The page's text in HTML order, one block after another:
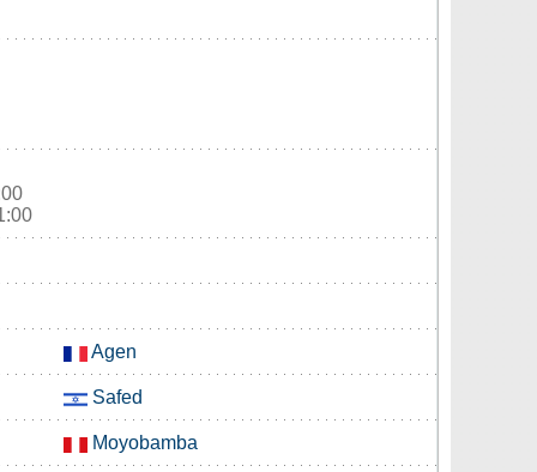
Agen
Safed
Moyobamba